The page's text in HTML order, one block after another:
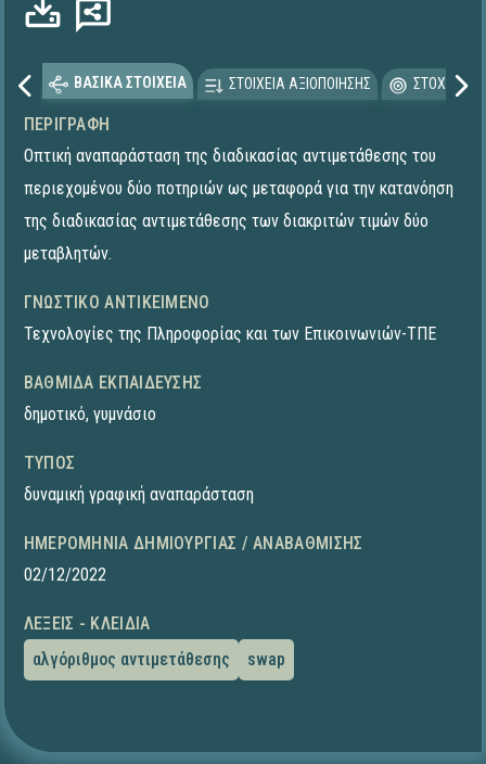
ΒΑΣΙΚΑ ΣΤΟΙΧΕΙΑ ΣΤΟΙΧΕΙΑ ΑΞΙΟΠΟΙΗΣΗΣ
ΠΕΡΙΓΡΑΦΉ
Οπτική αναπαράσταση της διαδικασίας αντιμετάθεσης του
περιεχομένου δύο ποτηριών ως μεταφορά για την κατανόηση
της διαδικασίας αντιμετάθεσης των διακριτών τιμών δύο
μεταβλητών.
ΓΝΩΣΤΙΚΌ ΑΝΤΙΚΕΊΜΕΝΟ
Τεχνολογίες της Πληροφορίας και των Επικοινωνιών-ΤΠΕ
ΒΑΘΜΊΔΑ ΕΚΠΑΊΔΕΥΣΗΣ
δημοτικό, γυμνάσιο
ΤΎΠΟΣ
δυναμική γραφική αναπαράσταση
ΗΜΕΡΟΜΗΝΊΑ ΔΗΜΙΟΥΡΓΊΑΣ / ΑΝΑΒΆΘΜΙΣΗΣ
02/12/2022
ΛΈΞΕΙΣ - ΚΛΕΙΔΙΆ
αλγόριθμος αντιμετάθεσης
swap